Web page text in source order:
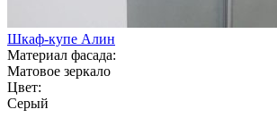
Шкаф-купе Алин
Материал фасада:
Матовое зеркало
Цвет:
Серый